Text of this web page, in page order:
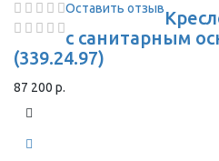
Оставить отзыв
с санитарным
(339.24.97)
87 200 р.